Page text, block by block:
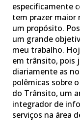
especificamente
tem prazer maior
um propósito.
um grande
meu trabalho.
em trânsito, pois
diariamente as
polêmicas sobre
do Trânsito, um
integrador de
serviços na área